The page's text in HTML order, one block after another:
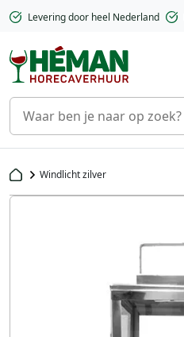
Levering door heel Nederland
Windlicht zilver